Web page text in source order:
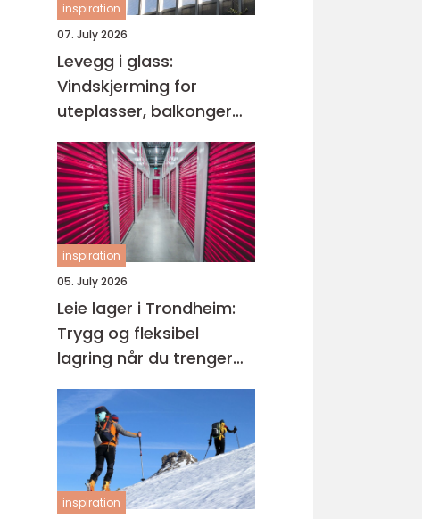
inspiration
07. July 2026
Levegg i glass:
Vindskjerming for
uteplasser, balkonger
og hager
inspiration
05. July 2026
Leie lager i Trondheim:
Trygg og fleksibel
lagring når du trenger
det
inspiration